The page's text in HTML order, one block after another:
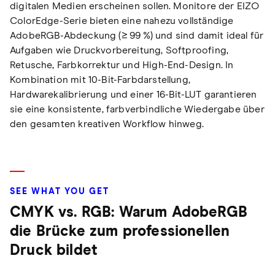
digitalen Medien erscheinen sollen. Monitore der EIZO
ColorEdge-Serie bieten eine nahezu vollständige
AdobeRGB-Abdeckung (≥ 99 %) und sind damit ideal für
Aufgaben wie Druckvorbereitung, Softproofing,
Retusche, Farbkorrektur und High-End-Design. In
Kombination mit 10-Bit-Farbdarstellung,
Hardwarekalibrierung und einer 16-Bit-LUT garantieren
sie eine konsistente, farbverbindliche Wiedergabe über
den gesamten kreativen Workflow hinweg.
SEE WHAT YOU GET
CMYK vs. RGB: Warum AdobeRGB
die Brücke zum professionellen
Druck bildet